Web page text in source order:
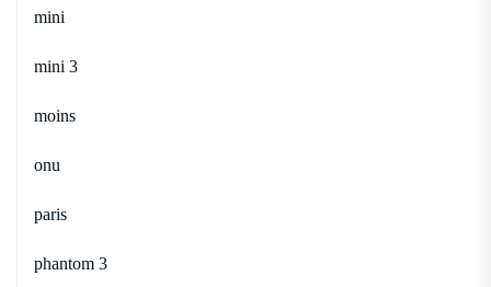
mini
mini 3
moins
onu
paris
phantom 3